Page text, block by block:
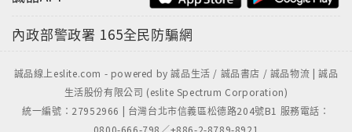
內政部警政署 165全民防騙網
誠品線上eslite.com - powered by 誠品生活 / 誠品書店 / 誠品物流 | 誠品
生活股份有限公司 (eslite Spectrum Corporation)
統一編號：27952966 | 台灣台北市信義區松德路204號B1 服務電話：